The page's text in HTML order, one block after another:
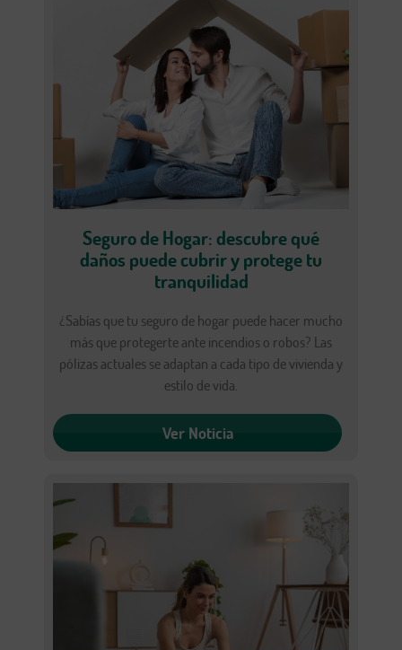
Seguro de Hogar: descubre qué
daños puede cubrir y protege tu
tranquilidad
¿Sabías que tu seguro de hogar puede hacer mucho
más que protegerte ante incendios o robos? Las
pólizas actuales se adaptan a cada tipo de vivienda y
estilo de vida.
Ver Noticia